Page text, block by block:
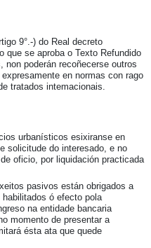
9°.-) do Real decreto
que se aproba o Texto Refundido
non poderán recoñecerse outros
en normas con rago
tratados intemacionais.
urbanísticos esixiranse en
solicitude do interesado, e no
oficio, por liquidación practicada
pasivos están obrigados a
ó efecto pola
na entidade bancaria
momento de presentar a
ésta ata que quede